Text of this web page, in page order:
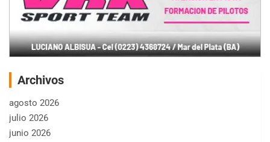
Archivos
agosto 2026
julio 2026
junio 2026